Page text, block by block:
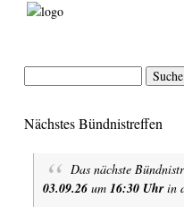
Nächstes Bündnistreffen
Das nächste
03.09.26 um 16:30 Uhrin